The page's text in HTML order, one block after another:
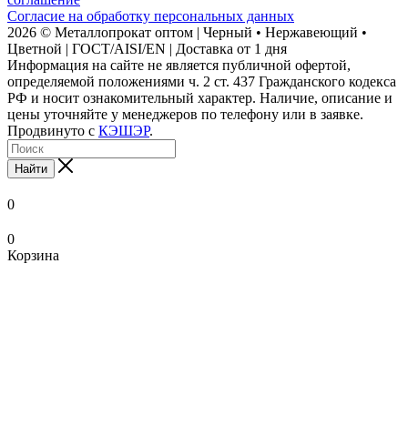
Согласие на обработку персональных данных
2026 © Металлопрокат оптом | Черный • Нержавеющий •
Цветной | ГОСТ/AISI/EN | Доставка от 1 дня
Информация на сайте не является публичной офертой,
определяемой положениями ч. 2 ст. 437 Гражданского кодекса
РФ и носит ознакомительный характер. Наличие, описание и
цены уточняйте у менеджеров по телефону или в заявке.
Продвинуто с КЭШЭР.
Найти
0
0
Корзина